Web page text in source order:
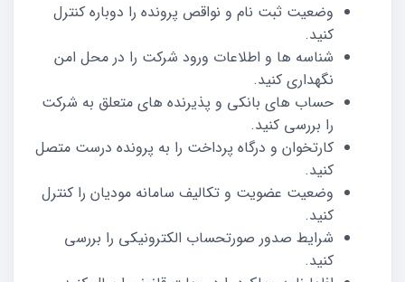
وضعیت ثبت نام و نواقص پرونده را دوباره کنترل
کنید.
شناسه ها و اطلاعات ورود شرکت را در محل امن
نگهداری کنید.
حساب های بانکی و پذیرنده های متعلق به شرکت
را بررسی کنید.
کارتخوان و درگاه پرداخت را به پرونده درست متصل
کنید.
وضعیت عضویت و تکالیف سامانه مودیان را کنترل
کنید.
شرایط صدور صورتحساب الکترونیکی را بررسی
کنید.